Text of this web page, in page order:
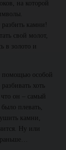
на которой
разбить камни!
свой молот,
в золото и
помощью особой
хоть
что он – самый
плевать,
камни,
Ну или